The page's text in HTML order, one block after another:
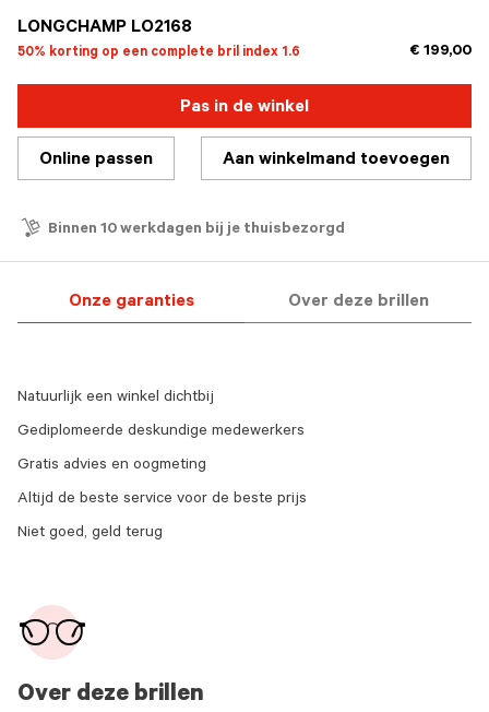
LONGCHAMP LO2168
50% korting op een complete bril index 1.6 € 199,00
Pas in de winkel
Online passen Aan winkelmand toevoegen
Binnen 10 werkdagen bij je thuisbezorgd
Onze garanties Over deze brillen
Over deze brillen
Natuurlijk een winkel dichtbij
Gediplomeerde deskundige medewerkers
Gratis advies en oogmeting
Altijd de beste service voor de beste prijs
Niet goed, geld terug